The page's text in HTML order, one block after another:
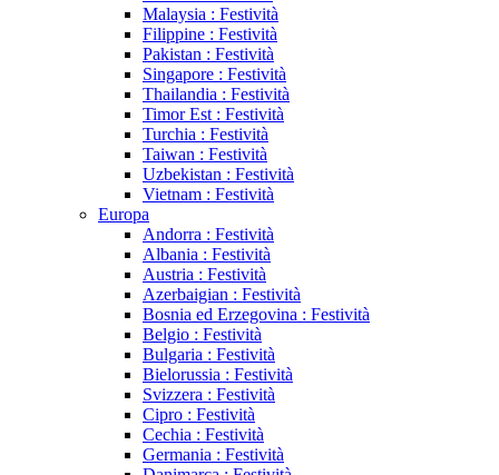
Malaysia : Festività
Filippine : Festività
Pakistan : Festività
Singapore : Festività
Thailandia : Festività
Timor Est : Festività
Turchia : Festività
Taiwan : Festività
Uzbekistan : Festività
Vietnam : Festività
Europa
Andorra : Festività
Albania : Festività
Austria : Festività
Azerbaigian : Festività
Bosnia ed Erzegovina : Festività
Belgio : Festività
Bulgaria : Festività
Bielorussia : Festività
Svizzera : Festività
Cipro : Festività
Cechia : Festività
Germania : Festività